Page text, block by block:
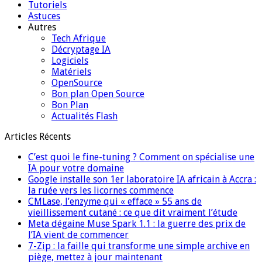
Tutoriels
Astuces
Autres
Tech Afrique
Décryptage IA
Logiciels
Matériels
OpenSource
Bon plan Open Source
Bon Plan
Actualités Flash
Articles Récents
C’est quoi le fine-tuning ? Comment on spécialise une
IA pour votre domaine
Google installe son 1er laboratoire IA africain à Accra :
la ruée vers les licornes commence
CMLase, l’enzyme qui « efface » 55 ans de
vieillissement cutané : ce que dit vraiment l’étude
Meta dégaine Muse Spark 1.1 : la guerre des prix de
l’IA vient de commencer
7-Zip : la faille qui transforme une simple archive en
piège, mettez à jour maintenant